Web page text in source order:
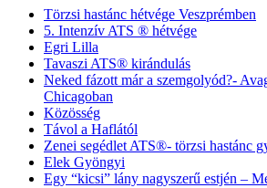
Törzsi hastánc hétvége Veszprémben
5. Intenzív ATS ® hétvége
Egri Lilla
Tavaszi ATS® kirándulás
Neked fázott már a szemgolyód?-
Chicagoban
Közösség
Távol a Haflától
Zenei segédlet ATS®- törzsi hastánc
Elek Gyöngyi
Egy “kicsi” lány nagyszerű estjén –